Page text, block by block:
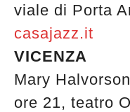
viale di Porta
casajazz.it
VICENZA
Mary
ore 21, teatro